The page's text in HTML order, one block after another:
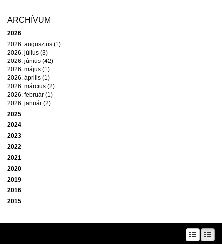
ARCHÍVUM
2026
2026. augusztus (1)
2026. július (3)
2026. június (42)
2026. május (1)
2026. április (1)
2026. március (2)
2026. február (1)
2026. január (2)
2025
2024
2023
2022
2021
2020
2019
2016
2015